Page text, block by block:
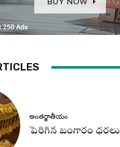
అంతర్జాతీయం
పెరిగిన బంగారం ధరలు